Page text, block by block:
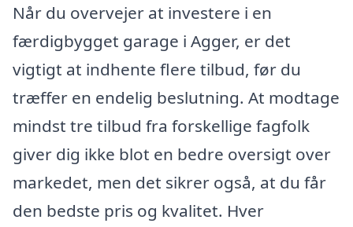
Når du overvejer at investere i en
færdigbygget garage i Agger, er det
vigtigt at indhente flere tilbud, før du
træffer en endelig beslutning. At modtage
mindst tre tilbud fra forskellige fagfolk
giver dig ikke blot en bedre oversigt over
markedet, men det sikrer også, at du får
den bedste pris og kvalitet. Hver